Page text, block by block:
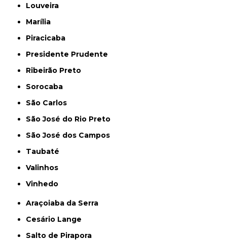
Louveira
Marília
Piracicaba
Presidente Prudente
Ribeirão Preto
Sorocaba
São Carlos
São José do Rio Preto
São José dos Campos
Taubaté
Valinhos
Vinhedo
Araçoiaba da Serra
Cesário Lange
Salto de Pirapora